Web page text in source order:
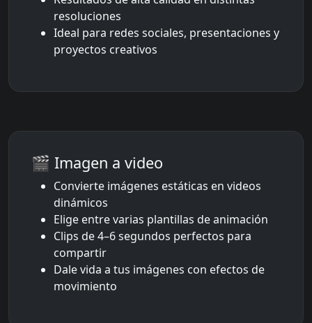
resoluciones
Ideal para redes sociales, presentaciones y
proyectos creativos
🎬 Imagen a video
Convierte imágenes estáticas en videos
dinámicos
Elige entre varias plantillas de animación
Clips de 4–6 segundos perfectos para
compartir
Dale vida a tus imágenes con efectos de
movimiento